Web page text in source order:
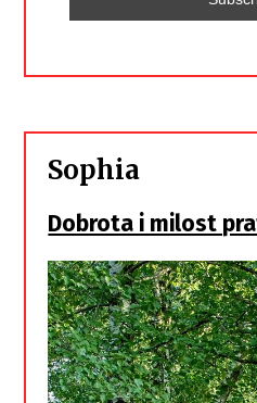
Sophia
Dobrota i milost